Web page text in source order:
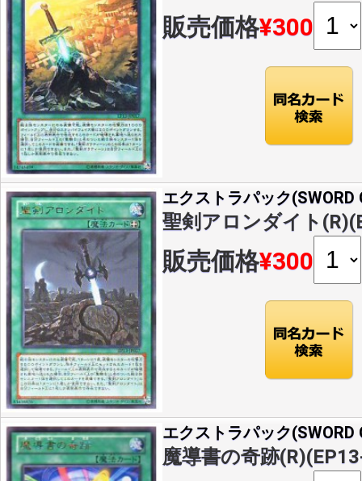
販売価格¥300
エクストラパック(SWORD
聖剣アロンダイト
販売価格¥300
エクストラパック(SWORD
魔導書の奇跡